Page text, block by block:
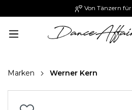
Von Tänzern für Tänzer
Marken Werner Kern